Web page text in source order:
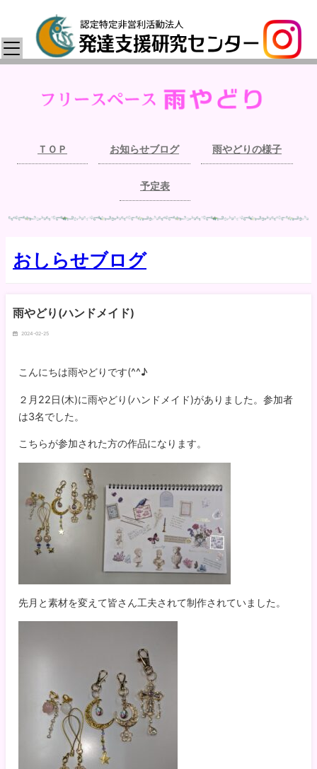
ＴＯＰ お知らせブログ 雨やどりの様子
予定表
おしらせブログ
雨やどり(ハンドメイド)
2024-02-25
こんにちは雨やどりです(^^♪
２月22日(木)に雨やどり(ハンドメイド)がありました。参加者
は3名でした。
こちらが参加された方の作品になります。
先月と素材を変えて皆さん工夫されて制作されていました。